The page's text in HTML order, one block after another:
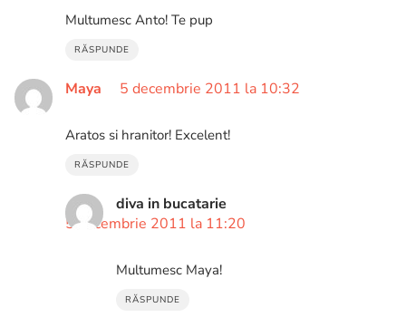
Multumesc Anto! Te pup
RĂSPUNDE
Maya 5 decembrie 2011 la 10:32
Aratos si hranitor! Excelent!
RĂSPUNDE
diva in bucatarie
5 decembrie 2011 la 11:20
Multumesc Maya!
RĂSPUNDE